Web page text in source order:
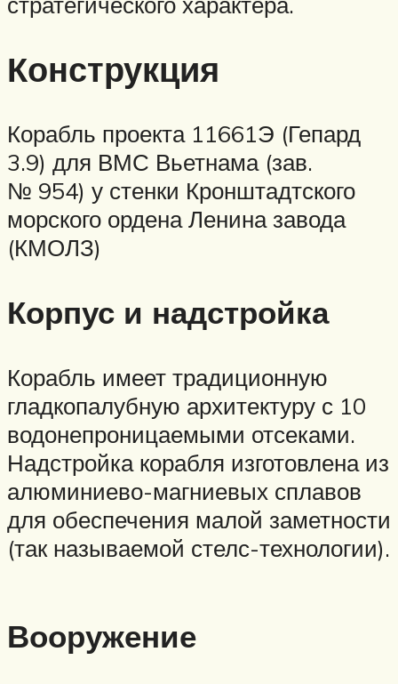
Конструкция
Корабль проекта 11661Э (Гепард
3.9) для ВМС Вьетнама (зав.
№ 954) у стенки Кронштадтского
морского ордена Ленина завода
(КМОЛЗ)
Корпус и надстройка
Корабль имеет традиционную
гладкопалубную архитектуру с 10
водонепроницаемыми отсеками.
Надстройка корабля изготовлена из
алюминиево-магниевых сплавов
для обеспечения малой заметности
(так называемой стелс-технологии).
Вооружение